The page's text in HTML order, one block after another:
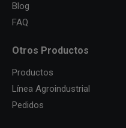
Blog
FAQ
Otros Productos
Productos
Línea Agroindustrial
Pedidos